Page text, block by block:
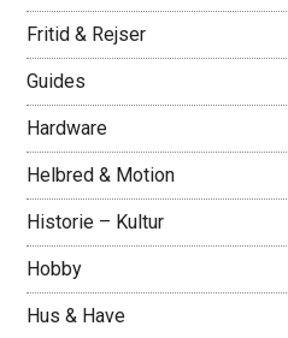
Fritid & Rejser
Guides
Hardware
Helbred & Motion
Historie – Kultur
Hobby
Hus & Have